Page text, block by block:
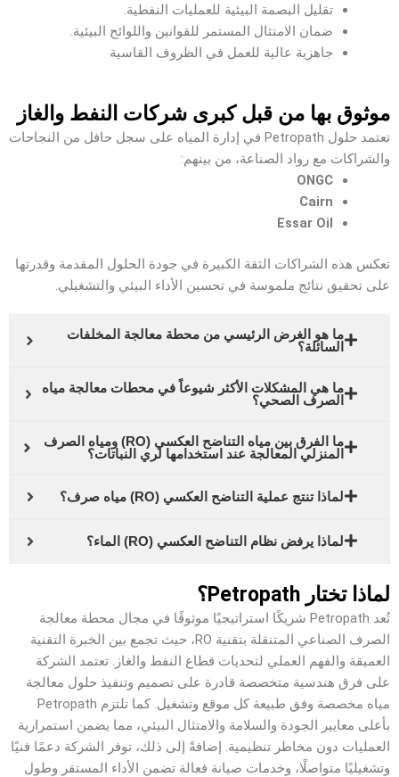
تقليل البصمة البيئية للعمليات النفطية.
ضمان الامتثال المستمر للقوانين واللوائح البيئية.
جاهزية عالية للعمل في الظروف القاسية
موثوق بها من قبل كبرى شركات النفط والغاز
تعتمد حلول Petropath في إدارة المياه على سجل حافل من النجاحات
والشراكات مع رواد الصناعة، من بينهم:
ONGC
Cairn
Essar Oil
تعكس هذه الشراكات الثقة الكبيرة في جودة الحلول المقدمة وقدرتها
على تحقيق نتائج ملموسة في تحسين الأداء البيئي والتشغيلي.
ما هو الغرض الرئيسي من محطة معالجة المخلفات
السائلة؟
ما هي المشكلات الأكثر شيوعاً في محطات معالجة مياه
الصرف الصحي؟
ما الفرق بين مياه التناضح العكسي (RO) ومياه الصرف
المنزلي المعالجة عند استخدامها لري النباتات؟
لماذا تنتج عملية التناضح العكسي (RO) مياه صرف؟
لماذا يرفض نظام التناضح العكسي (RO) الماء؟
لماذا تختار Petropath؟
تُعد Petropath شريكًا استراتيجيًا موثوقًا في مجال محطة معالجة
الصرف الصناعي المتنقلة بتقنية RO، حيث تجمع بين الخبرة التقنية
العميقة والفهم العملي لتحديات قطاع النفط والغاز. تعتمد الشركة
على فرق هندسية متخصصة قادرة على تصميم وتنفيذ حلول معالجة
مياه مخصصة وفق طبيعة كل موقع وتشغيل. كما تلتزم Petropath
بأعلى معايير الجودة والسلامة والامتثال البيئي، مما يضمن استمرارية
العمليات دون مخاطر تنظيمية. إضافةً إلى ذلك، توفر الشركة دعمًا فنيًا
وتشغيليًا متواصلًا، وخدمات صيانة فعالة تضمن الأداء المستقر وطول